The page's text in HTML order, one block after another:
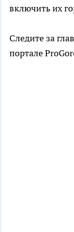
включить их
Следите за
портале